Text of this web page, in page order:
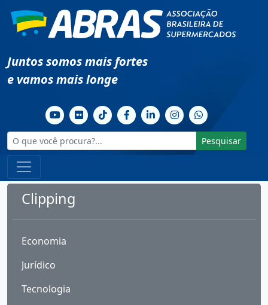
Juntos somos mais fortes
e vamos mais longe
Pesquisar
Clipping
Economia
Jurídico
Tecnologia